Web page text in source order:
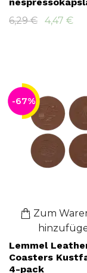
6,29 €
4,47 €
-67%
Zum
Lemmel
Coasters
4-pack